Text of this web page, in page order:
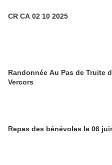
CR CA 02 10 2025
Randonnée Au Pas de Truite
Vercors
Repas des bénévoles le 06